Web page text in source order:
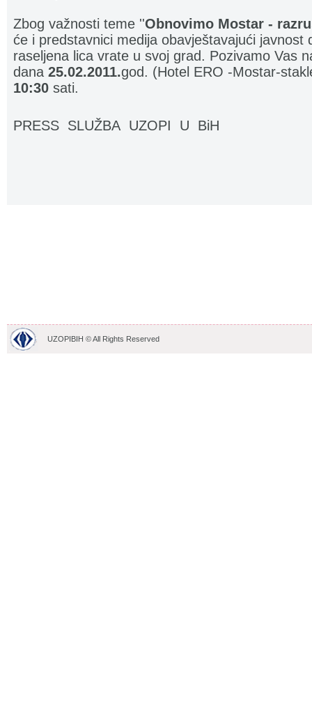
Zbog važnosti teme ''Obnovimo Mostar -
će i predstavnici medija obavještavajući javnost
raseljena lica vrate u svoj grad. Pozivamo Vas
dana 25.02.2011.god. (Hotel ERO -Mostar-
10:30 sati.
PRESS SLUŽBA UZOPI U BiH
UZOPIBIH © All Rights Reserved